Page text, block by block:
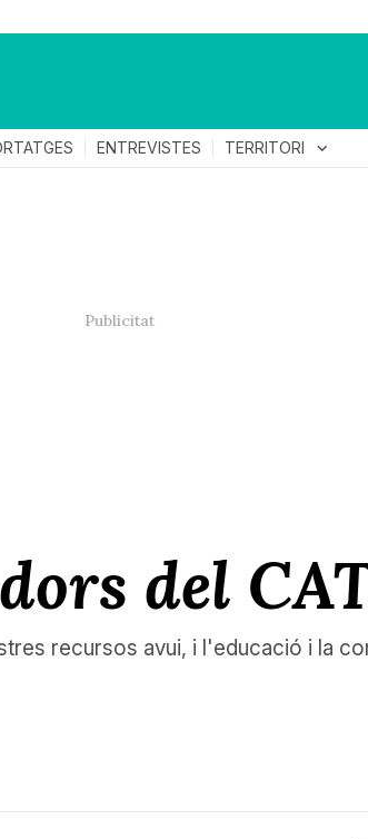
ENTREVISTES TERRITORI expand_more
del
recursos avui, i l'educació i la